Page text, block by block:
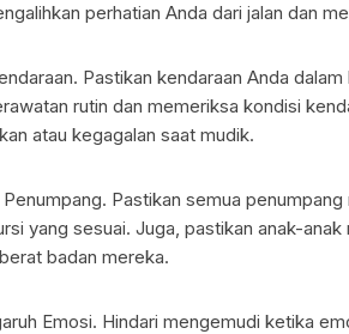
perhatian Anda dari jalan dan
Pastikan kendaraan Anda
rutin dan memeriksa kondisi
atau kegagalan saat mudik.
Pastikan semua
yang sesuai. Juga, pastikan anak-
badan mereka.
Emosi. Hindari mengemudi ketika